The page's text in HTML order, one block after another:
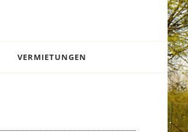
VERMIETUNGEN